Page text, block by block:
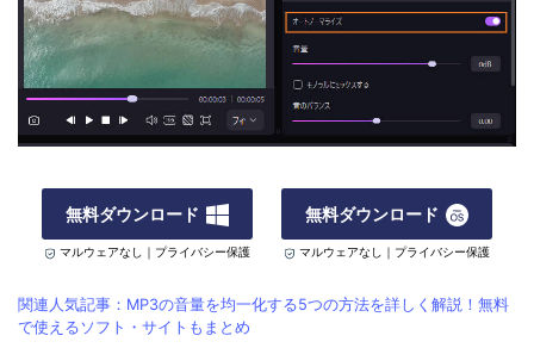
無料ダウンロード
マルウェアなし｜プライバシー保護
無料ダウンロード
マルウェアなし｜プライバシー保護
関連人気記事：MP3の音量を均一化する5つの方法を詳しく解説！無料
で使えるソフト・サイトもまとめ